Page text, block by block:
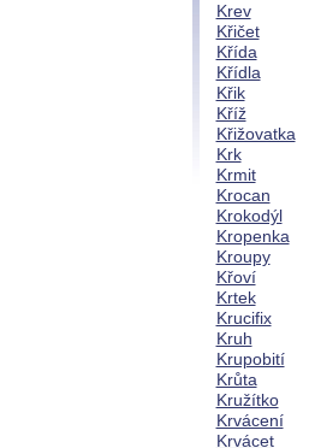
Krev
Křičet
Křída
Křídla
Křik
Kříž
Křižovatka
Krk
Krmit
Krocan
Krokodýl
Kropenka
Kroupy
Křoví
Krtek
Krucifix
Kruh
Krupobití
Krůta
Kružítko
Krvácení
Krvácet